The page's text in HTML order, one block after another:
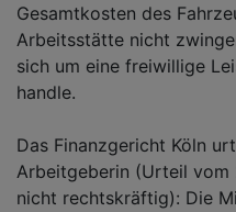
Gesamtkosten des
Arbeitsstätte nicht
sich um eine freiwillige
handle.
Das Finanzgericht Köln
Arbeitgeberin (Urteil vom
nicht rechtskräftig): Die